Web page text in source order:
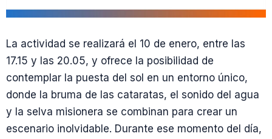
La actividad se realizará el 10 de enero, entre las
17.15 y las 20.05, y ofrece la posibilidad de
contemplar la puesta del sol en un entorno único,
donde la bruma de las cataratas, el sonido del agua
y la selva misionera se combinan para crear un
escenario inolvidable. Durante ese momento del día,